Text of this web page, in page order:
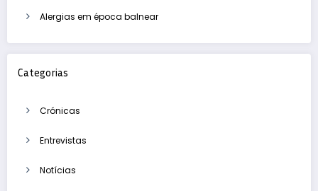
Alergias em época balnear
Categorias
Crónicas
Entrevistas
Notícias